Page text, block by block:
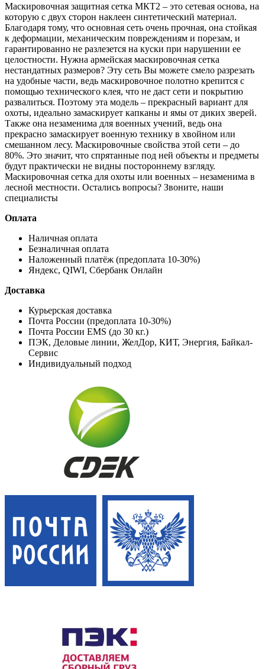
Маскировочная защитная сетка МКТ2 – это сетевая основа, на
которую с двух сторон наклеен синтетический материал.
Благодаря тому, что основная сеть очень прочная, она стойкая
к деформации, механическим повреждениям и порезам, и
гарантированно не разлезется на куски при нарушении ее
целостности. Нужна армейская маскировочная сетка
нестандатных размеров? Эту сеть Вы можете смело разрезать
на удобные части, ведь маскировочное полотно крепится с
помощью технического клея, что не даст сети и покрытию
развалиться. Поэтому эта модель – прекрасный вариант для
охоты, идеально замаскирует капканы и ямы от диких зверей.
Также она незаменима для военных учений, ведь она
прекрасно замаскирует военную технику в хвойном или
смешанном лесу. Маскировочные свойства этой сети – до
80%. Это значит, что спрятанные под ней объекты и предметы
будут практически не видны постороннему взгляду.
Маскировочная сетка для охоты или военных – незаменима в
лесной местности. Остались вопросы? Звоните, наши
специалисты
Оплата
Наличная оплата
Безналичная оплата
Наложенный платёж (предоплата 10-30%)
Яндекс, QIWI, Сбербанк Онлайн
Доставка
Курьерская доставка
Почта России (предоплата 10-30%)
Почта России EMS (до 30 кг.)
ПЭК, Деловые линии, ЖелДор, КИТ, Энергия, Байкал-
Сервис
Индивидуальный подход